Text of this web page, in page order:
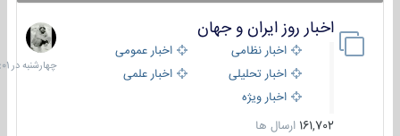
اخبار روز ایران و جهان
اخبار نظامی
اخبار عمومی
اخبار تحلیلی
اخبار علمی
اخبار ویژه
161,702 ارسال ها
در
06:01